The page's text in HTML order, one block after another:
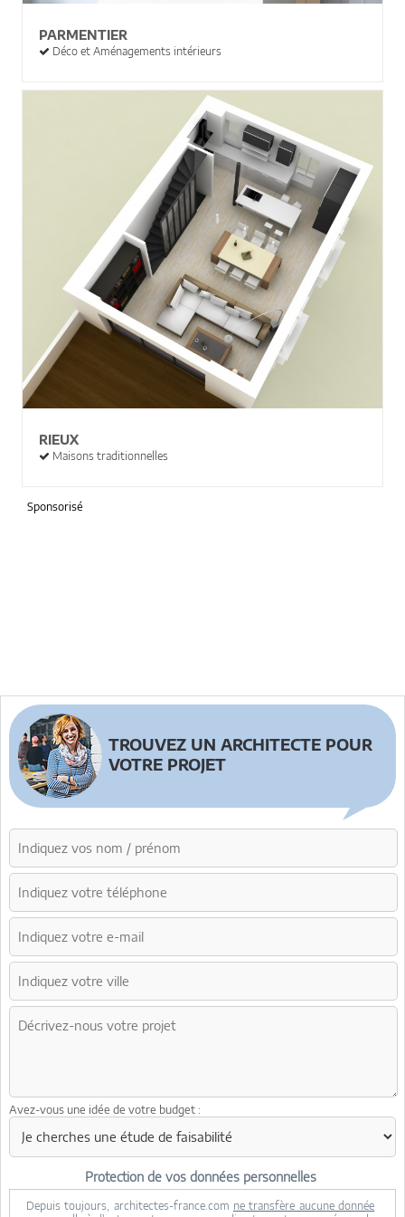
PARMENTIER
Déco et Aménagements intérieurs
RIEUX
Maisons traditionnelles
Sponsorisé
TROUVEZ UN ARCHITECTE POUR
VOTRE PROJET
Avez-vous une idée de votre budget :
Protection de vos données personnelles
Depuis toujours, architectes-france.com ne transfère aucune donnée